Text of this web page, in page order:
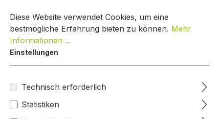
Paketbox Creative Line
Mypaketkasten
Bildergalerie überspringen
Diese Website verwendet Cookies, um eine
bestmögliche Erfahrung bieten zu können. Mehr
Informationen ...
Einstellungen
Technisch erforderlich
Statistiken